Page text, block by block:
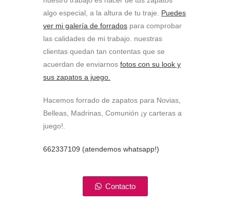
algo especial, a la altura de tu traje. Puedes
ver mi galería de forrados para comprobar
las calidades de mi trabajo. nuestras
clientas quedan tan contentas que se
acuerdan de enviarnos fotos con su look y
sus zapatos a juego.
Hacemos forrado de zapatos para Novias,
Belleas, Madrinas, Comunión ¡y carteras a
juego!.
662337109 (atendemos whatsapp!)
Contacto